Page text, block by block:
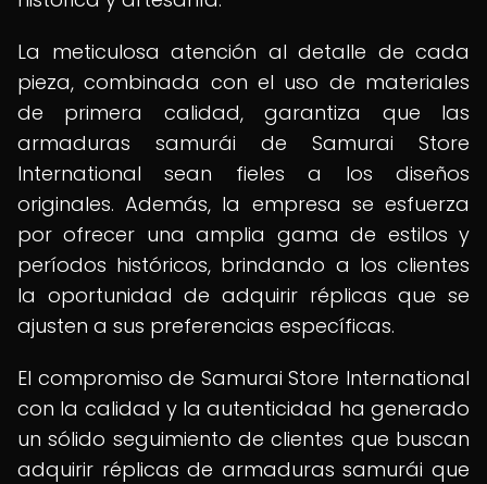
La meticulosa atención al detalle de cada
pieza, combinada con el uso de materiales
de primera calidad, garantiza que las
armaduras samurái de Samurai Store
International sean fieles a los diseños
originales. Además, la empresa se esfuerza
por ofrecer una amplia gama de estilos y
períodos históricos, brindando a los clientes
la oportunidad de adquirir réplicas que se
ajusten a sus preferencias específicas.
El compromiso de Samurai Store International
con la calidad y la autenticidad ha generado
un sólido seguimiento de clientes que buscan
adquirir réplicas de armaduras samurái que